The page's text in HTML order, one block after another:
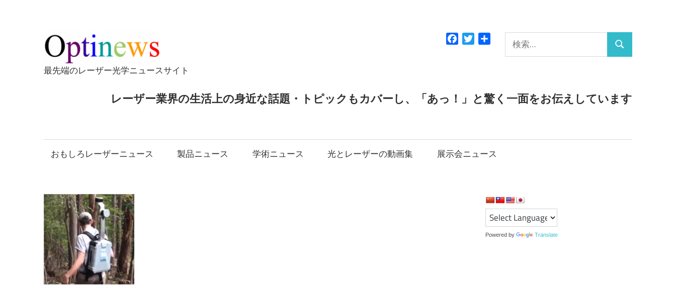
テ
ン
ツ
プ
最先端のレーザー光学ニュースサイト
索:
検
Facebook
Twitter
レーザー業界の生活上の身近な話題・トピックもカバーし、「あっ！」と驚く一面をお伝えしています
おもしろレーザーニュース 製品ニュース 学術ニュース 光とレーザーの動画集 展示会ニュース
Powered by Translate